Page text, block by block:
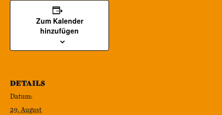
Zum Kalender
hinzufügen
DETAILS
Datum:
29. August